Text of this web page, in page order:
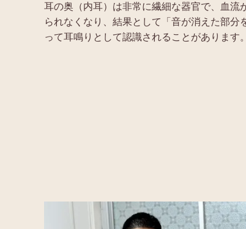
耳の奥（内耳）は非常に繊細な器官で、血流
られなくなり、結果として「音が消えた部分
って耳鳴りとして認識されることがあります。